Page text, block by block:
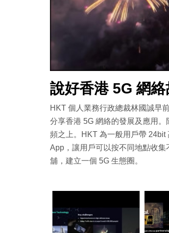
說好香港 5G 網
HKT 個人業務行政總裁林國誠早
分享香港 5G 網絡的發展及應用
頻之上。HKT 為一般用戶帶 24bit
App，讓用戶可以按不同地點收
舖，建立一個 5G 生態圈。